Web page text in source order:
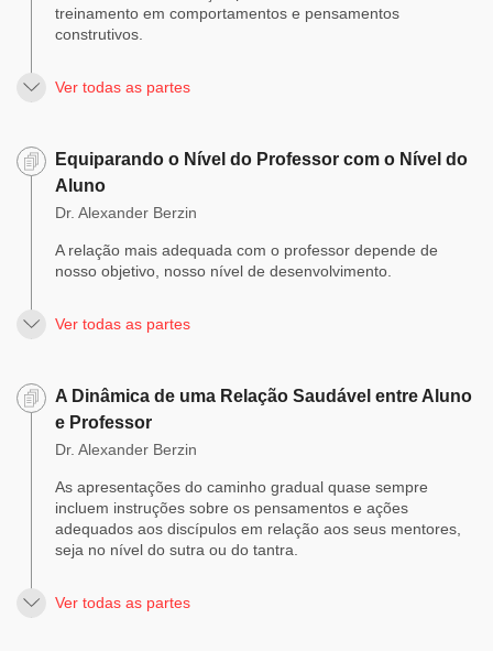
treinamento em comportamentos e pensamentos
construtivos.
Ver todas as partes
Equiparando o Nível do Professor com o Nível do
Aluno
Dr. Alexander Berzin
A relação mais adequada com o professor depende de
nosso objetivo, nosso nível de desenvolvimento.
Ver todas as partes
A Dinâmica de uma Relação Saudável entre Aluno
e Professor
Dr. Alexander Berzin
As apresentações do caminho gradual quase sempre
incluem instruções sobre os pensamentos e ações
adequados aos discípulos em relação aos seus mentores,
seja no nível do sutra ou do tantra.
Ver todas as partes